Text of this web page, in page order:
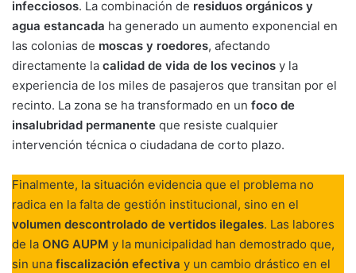
infecciosos. La combinación de residuos orgánicos y
agua estancada ha generado un aumento exponencial en
las colonias de moscas y roedores, afectando
directamente la calidad de vida de los vecinos y la
experiencia de los miles de pasajeros que transitan por el
recinto. La zona se ha transformado en un foco de
insalubridad permanente que resiste cualquier
intervención técnica o ciudadana de corto plazo.
Finalmente, la situación evidencia que el problema no
radica en la falta de gestión institucional, sino en el
volumen descontrolado de vertidos ilegales. Las labores
de la ONG AUPM y la municipalidad han demostrado que,
sin una fiscalización efectiva y un cambio drástico en el